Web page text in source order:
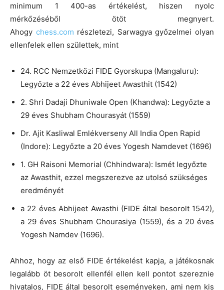
minimum 1 400-as értékelést, hiszen nyolc
mérkőzéséből ötöt megnyert.
Ahogy chess.com részletezi, Sarwagya győzelmei olyan
ellenfelek ellen születtek, mint
24. RCC Nemzetközi FIDE Gyorskupa (Mangaluru):
Legyőzte a 22 éves Abhijeet Awasthit (1542)
2. Shri Dadaji Dhuniwale Open (Khandwa): Legyőzte a
29 éves Shubham Chourasyát (1559)
Dr. Ajit Kasliwal Emlékverseny All India Open Rapid
(Indore): Legyőzte a 20 éves Yogesh Namdevet (1696)
1. GH Raisoni Memorial (Chhindwara): Ismét legyőzte
az Awasthit, ezzel megszerezve az utolsó szükséges
eredményét
a 22 éves Abhijeet Awasthi (FIDE által besorolt 1542),
a 29 éves Shubham Chourasiya (1559), és a 20 éves
Yogesh Namdev (1696).
Ahhoz, hogy az első FIDE értékelést kapja, a játékosnak
legalább öt besorolt ellenfél ellen kell pontot szereznie
hivatalos, FIDE által besorolt eseményeken, ami nem kis